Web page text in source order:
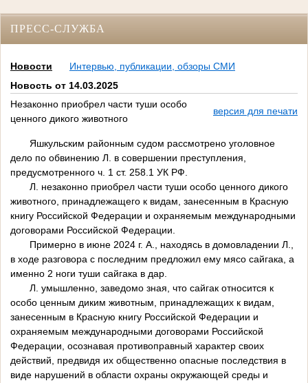
ПРЕСС-СЛУЖБА
Новости
Интервью, публикации, обзоры СМИ
Новость от 14.03.2025
Незаконно приобрел части туши особо
ценного дикого животного
версия для печати
Яшкульским районным судом рассмотрено уголовное
дело по обвинению Л. в совершении преступления,
предусмотренного ч. 1 ст. 258.1 УК РФ.
Л. незаконно приобрел части туши особо ценного дикого
животного, принадлежащего к видам, занесенным в Красную
книгу Российской Федерации и охраняемым международными
договорами Российской Федерации.
Примерно в июне 2024 г. А., находясь в домовладении Л.,
в ходе разговора с последним предложил ему мясо сайгака, а
именно 2 ноги туши сайгака в дар.
Л. умышленно, заведомо зная, что сайгак относится к
особо ценным диким животным, принадлежащих к видам,
занесенным в Красную книгу Российской Федерации и
охраняемым международными договорами Российской
Федерации, осознавая противоправный характер своих
действий, предвидя их общественно опасные последствия в
виде нарушений в области охраны окружающей среды и